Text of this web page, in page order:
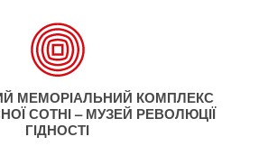
МЕМОРІАЛЬНИЙ КОМПЛЕКС
СОТНІ – МУЗЕЙ РЕВОЛЮЦІЇ
ГІДНОСТІ